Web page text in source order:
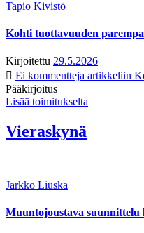
Tapio Kivistö
Kohti tuottavuuden
Kirjoitettu 29.5.2026
Ei kommentteja artikkeliin
Pääkirjoitus
Lisää toimitukselta
Vieraskynä
Jarkko Liuska
Muuntojoustava